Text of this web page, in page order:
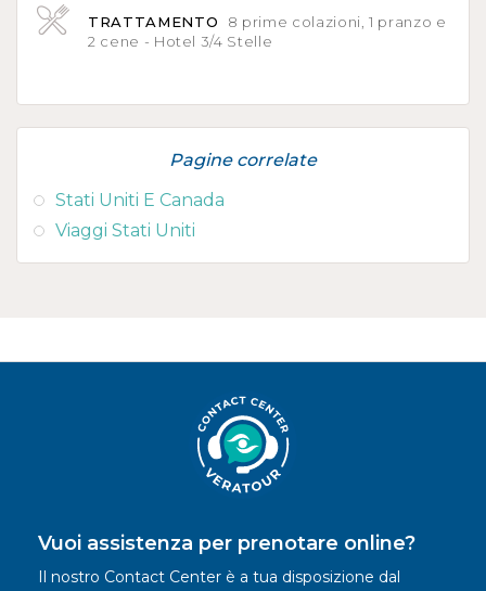
TRATTAMENTO
8 prime colazioni, 1 pranzo e
2 cene - Hotel 3/4 Stelle
Pagine correlate
Stati Uniti E Canada
Viaggi Stati Uniti
Vuoi assistenza per prenotare online?
Il nostro Contact Center è a tua disposizione dal